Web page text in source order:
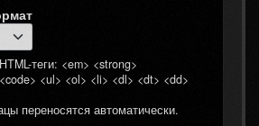
теги: <em> <strong>
<ul> <ol> <li> <dl> <dt> <dd>
переносятся автоматически.